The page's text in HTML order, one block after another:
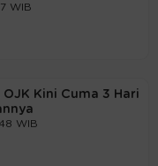
WIB
OJK Kini Cuma 3 Hari
WIB